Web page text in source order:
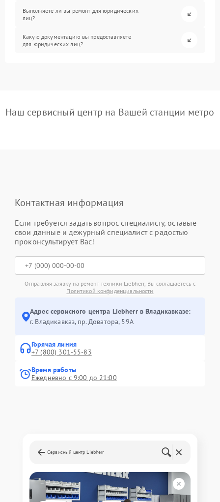
Выполняете ли вы ремонт для юридических
лиц?
Какую документацию вы предоставляете
для юридических лиц?
Наш сервисный центр на Вашей станции метро
Контактная информация
Если требуется задать вопрос специалисту, оставьте
свои данные и дежурный специалист с радостью
проконсультирует Вас!
Отправляя заявку на ремонт техники Liebherr, Вы соглашаетесь с
Политикой конфиденциальности
Адрес сервисного центра Liebherr в Владикавказе:
г. Владикавказ, пр. Доватора, 59А
Горячая линия
+7 (800) 301-55-83
Время работы
Ежедневно с 9:00 до 21:00
Сервисный центр Liebherr